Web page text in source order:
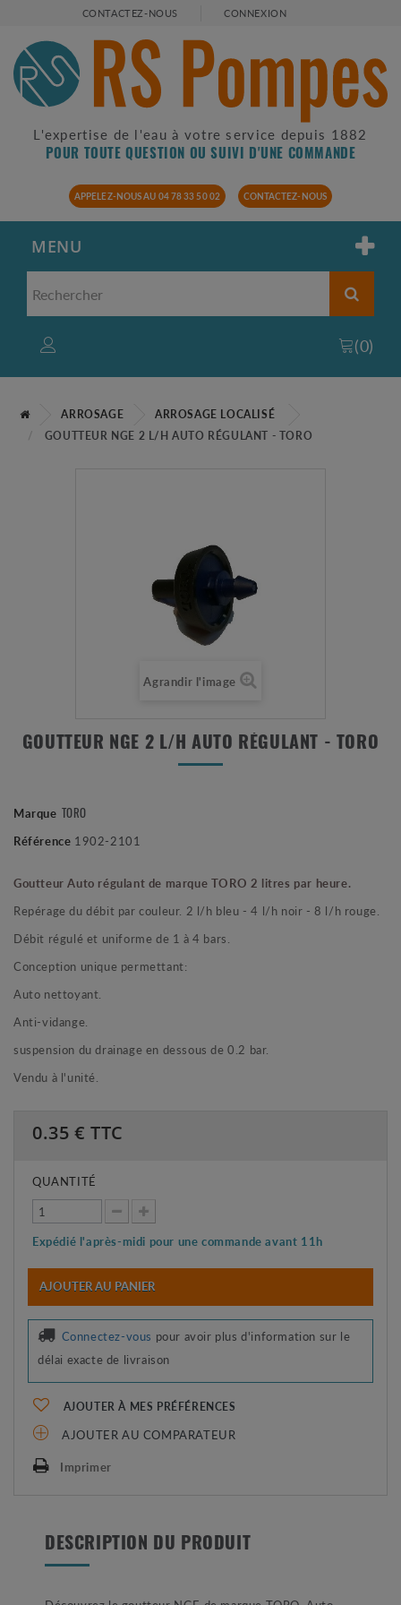
CONTACTEZ-NOUS CONNEXION
L'expertise de l'eau à votre service depuis 1882
POUR TOUTE QUESTION OU SUIVI D'UNE COMMANDE
APPELEZ-NOUS AU 04 78 33 50 02 CONTACTEZ-NOUS
MENU
(0)
ARROSAGE
ARROSAGE LOCALISÉ
GOUTTEUR NGE 2 L/H AUTO RÉGULANT - TORO
Agrandir l'image
GOUTTEUR NGE 2 L/H AUTO RÉGULANT - TORO
Marque TORO
Référence 1902-2101
Goutteur Auto régulant de marque TORO 2 litres par heure.
Repérage du débit par couleur. 2 l/h bleu - 4 l/h noir - 8 l/h rouge.
Débit régulé et uniforme de 1 à 4 bars.
Conception unique permettant:
Auto nettoyant.
Anti-vidange.
suspension du drainage en dessous de 0.2 bar.
Vendu à l'unité.
0.35 € TTC
QUANTITÉ
Expédié l'après-midi pour une commande avant 11h
AJOUTER AU PANIER
Connectez-vous pour avoir plus d'information sur le
délai exacte de livraison
AJOUTER À MES PRÉFÉRENCES
AJOUTER AU COMPARATEUR
Imprimer
DESCRIPTION DU PRODUIT